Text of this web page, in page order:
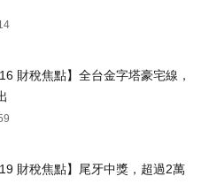
財稅焦點】全台金字塔豪宅線，
財稅焦點】尾牙中獎，超過2萬